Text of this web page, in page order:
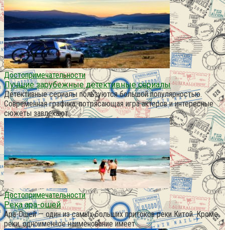
Достопримечательности
Лучшие зарубежные детективные сериалы
Детективные сериалы пользуются большой популярностью.
Современная графика, потрясающая игра актеров и интересные
сюжеты завлекают
Достопримечательности
Река ара-ошей
Ара-Ошей — один из самых больших притоков реки Китой. Кроме
реки, одноименное наименование имеет